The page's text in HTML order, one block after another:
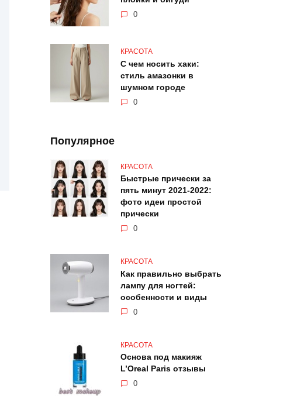
0
КРАСОТА
С чем носить хаки:
стиль амазонки в
шумном городе
0
Популярное
КРАСОТА
Быстрые прически за
пять минут 2021-2022:
фото идеи простой
прически
0
КРАСОТА
Как правильно выбрать
лампу для ногтей:
особенности и виды
0
КРАСОТА
Основа под макияж
L’Oreal Paris отзывы
0